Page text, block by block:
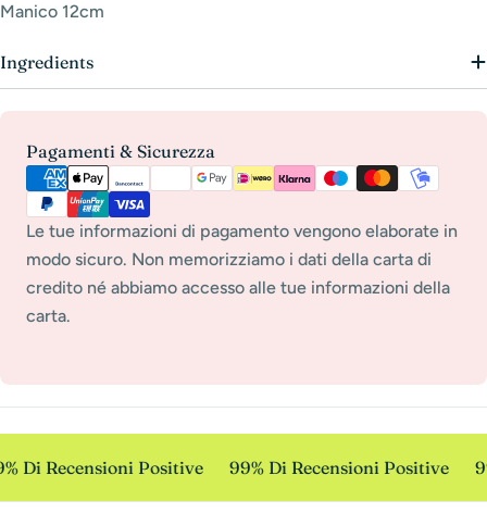
Manico 12cm
Ingredients
Pagamenti & Sicurezza
Metodi
pagamento
Le tue informazioni di pagamento vengono elaborate in
modo sicuro. Non memorizziamo i dati della carta di
credito né abbiamo accesso alle tue informazioni della
carta.
Di Recensioni Positive 99% Di Recensioni Positive